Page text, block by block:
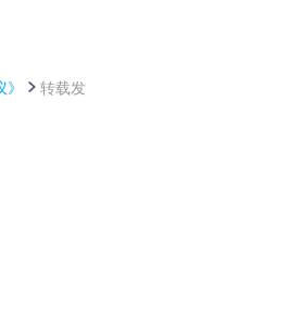
转载发